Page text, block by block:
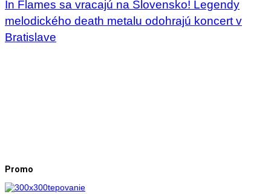
In Flames sa vracajú na Slovensko! Legendy
melodického death metalu odohrajú koncert v
Bratislave
Promo